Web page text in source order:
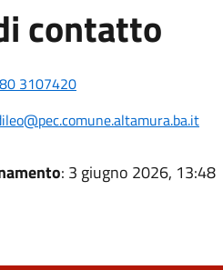
contatto
3107420
: 3 giugno 2026, 13:48